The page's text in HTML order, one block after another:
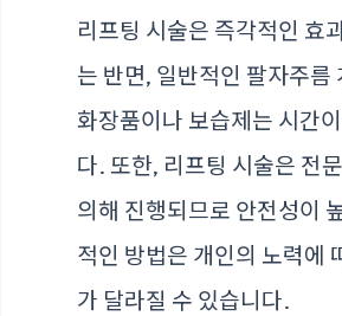
리프팅 시술은 즉각적인 효
는 반면, 일반적인 팔자주름
화장품이나 보습제는 시간
다. 또한, 리프팅 시술은 전
의해 진행되므로 안전성이
적인 방법은 개인의 노력에
가 달라질 수 있습니다.